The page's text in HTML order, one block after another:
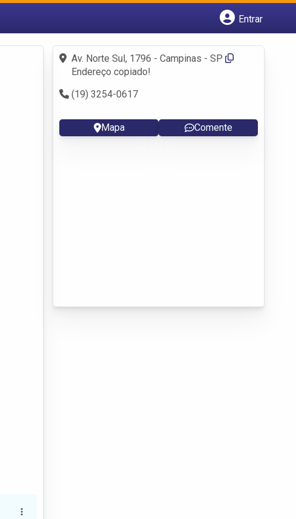
Entrar
Fazer login
Criar conta
Av. Norte Sul, 1796 - Campinas - SP
Endereço copiado!
(19) 3254-0617
Mapa Comente